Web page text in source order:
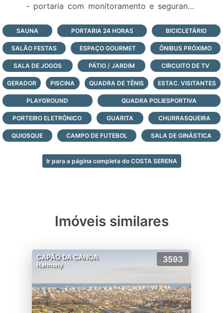
- portaria com monitoramento e segurança
Veja todas as opções de lotes e casas à
venda neste condomínio fechado à beira-
mar, logo abaixo, faça contato e agende a
sua visita com nossos corretores agora
mesmo!
SAUNA PORTARIA 24 HORAS BICICLETÁRIO
SALÃO FESTAS ESPAÇO GOURMET ÔNIBUS PRÓXIMO
SALA DE JOGOS PÁTIO / JARDIM CIRCUITO DE TV
GERADOR PISCINA QUADRA DE TÊNIS ESTAC. VISITANTES
PLAYGROUND QUADRA POLIESPORTIVA
PORTEIRO ELETRÔNICO GUARITA CHURRASQUEIRA
QUIOSQUE CAMPO DE FUTEBOL SALA DE GINÁSTICA
Ir para a página completa do COSTA SERENA
Imóveis similares
CAPÃO DA CANOA
Harmony
3593